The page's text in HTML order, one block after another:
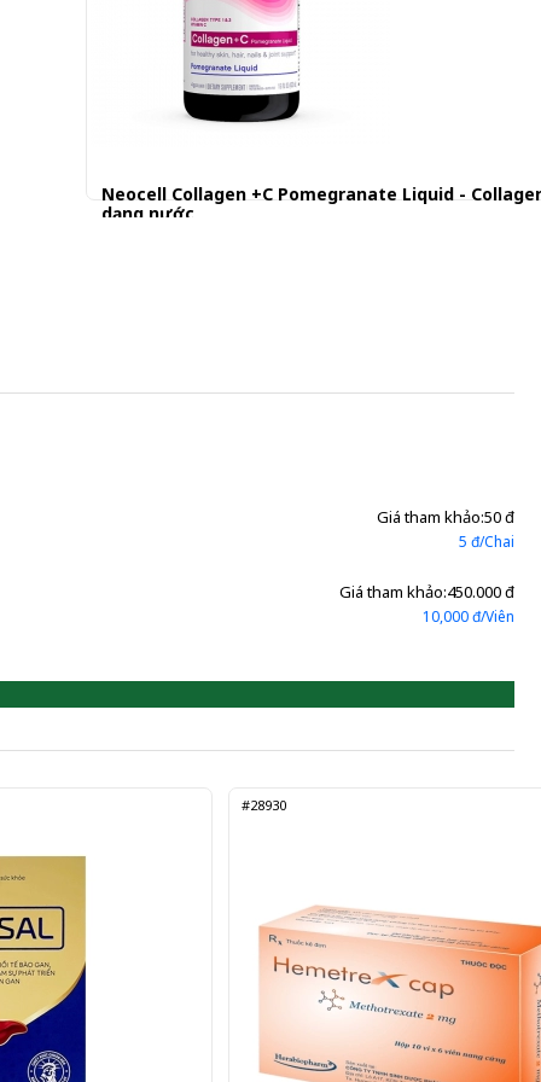
Neocell Collagen +C Pomegranate Liquid -
dạng nước
Giá tham khảo:50 đ
5 đ/Chai
Giá tham khảo:450.000 đ
10,000 đ/Viên
#28930